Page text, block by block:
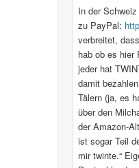
In der
zu PayPal:
verbreitet,
hab ob es hier
jeder hat
damit
Tälern (ja, es
über den
der Amazon-
ist sogar Teil
mir twinte.“